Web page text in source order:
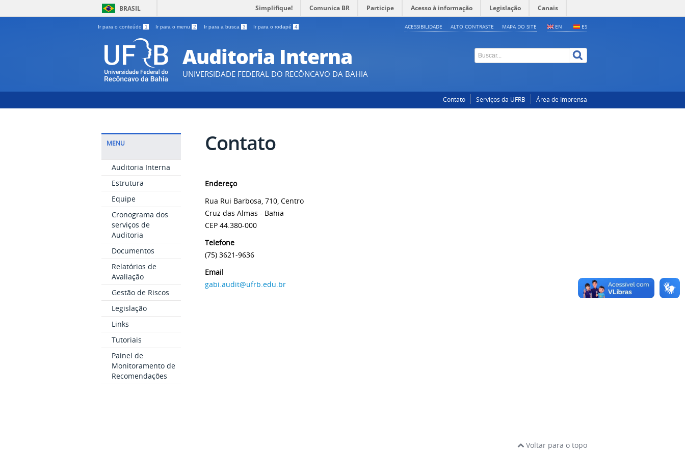
BRASIL Simplifique! Comunica BR Participe Acesso à informação Legislação Canais
Ir para o conteúdo 1 Ir para o menu 2 Ir para a busca 3 Ir para o rodapé 4 EN ES
ACESSIBILIDADE ALTO CONTRASTE MAPA DO SITE
Auditoria Interna
UNIVERSIDADE FEDERAL DO RECÔNCAVO DA BAHIA
Contato Serviços da UFRB Área de Imprensa
MENU
Auditoria Interna
Estrutura
Equipe
Cronograma dos
serviços de
Auditoria
Documentos
Relatórios de
Avaliação
Gestão de Riscos
Legislação
Links
Tutoriais
Painel de
Monitoramento de
Recomendações
Contato
Endereço
Rua Rui Barbosa, 710, Centro
Cruz das Almas - Bahia
CEP 44.380-000
Telefone
(75) 3621-9636
Email
gabi.audit@ufrb.edu.br
Voltar para o topo